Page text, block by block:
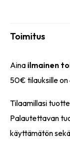
Toimitus
Aina ilmainen
50€ tilauksille
Tilaamillasi
Palautettavan
käyttämätön